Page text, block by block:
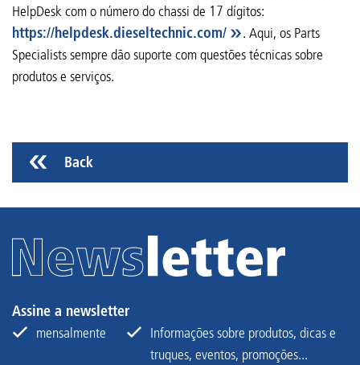
HelpDesk com o número do chassi de 17 dígitos:
https://helpdesk.dieseltechnic.com/
. Aqui, os Parts
Specialists sempre dão suporte com questões técnicas sobre
produtos e serviços.
Back
Assine a newsletter
mensalmente
Informações sobre produtos, dicas e
truques, eventos, promoções...